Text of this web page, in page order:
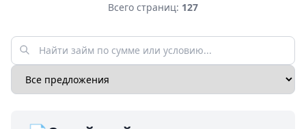
Всего страниц: 127